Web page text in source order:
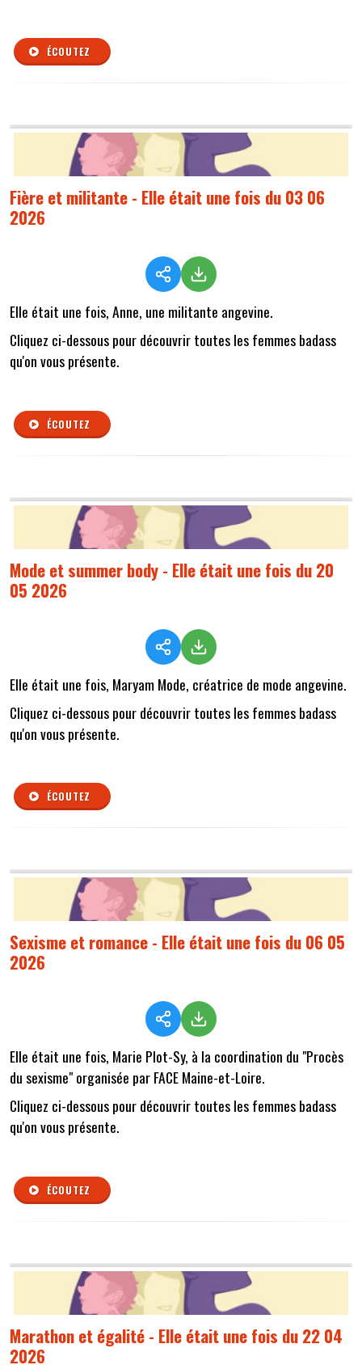
ÉCOUTEZ
Fière et militante - Elle était une fois du 03 06
2026
Elle était une fois, Anne, une militante angevine.
Cliquez ci-dessous pour découvrir toutes les femmes badass
qu'on vous présente.
ÉCOUTEZ
Mode et summer body - Elle était une fois du 20
05 2026
Elle était une fois, Maryam Mode, créatrice de mode angevine.
Cliquez ci-dessous pour découvrir toutes les femmes badass
qu'on vous présente.
ÉCOUTEZ
Sexisme et romance - Elle était une fois du 06 05
2026
Elle était une fois, Marie Plot-Sy, à la coordination du "Procès
du sexisme" organisée par FACE Maine-et-Loire.
Cliquez ci-dessous pour découvrir toutes les femmes badass
qu'on vous présente.
ÉCOUTEZ
Marathon et égalité - Elle était une fois du 22 04
2026